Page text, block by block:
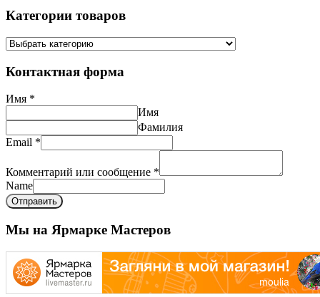
Категории товаров
Контактная форма
Имя *
Имя
Фамилия
Email *
Комментарий или сообщение *
Name
Отправить
Мы на Ярмарке Мастеров